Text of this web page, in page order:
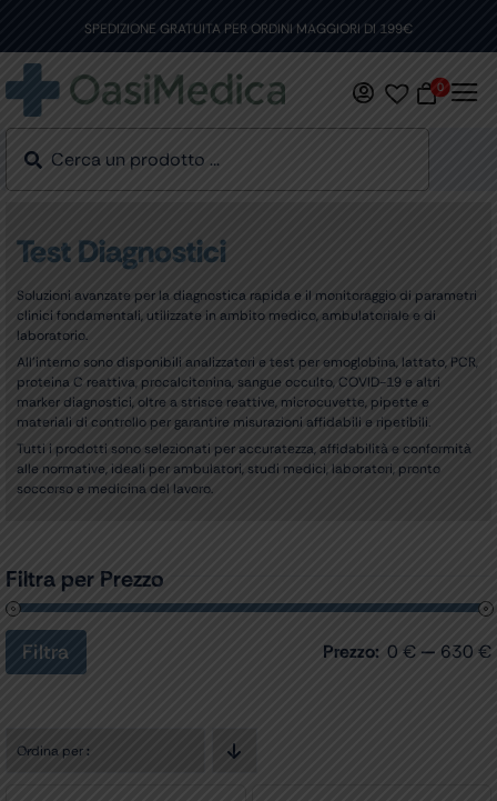
content
SPEDIZIONE GRATUITA PER ORDINI MAGGIORI DI 199€
0
Test Diagnostici
Soluzioni avanzate per la diagnostica rapida e il monitoraggio di parametri
clinici fondamentali, utilizzate in ambito medico, ambulatoriale e di
laboratorio.
All’interno sono disponibili analizzatori e test per emoglobina, lattato, PCR,
proteina C reattiva, procalcitonina, sangue occulto, COVID-19 e altri
marker diagnostici, oltre a strisce reattive, microcuvette, pipette e
materiali di controllo per garantire misurazioni affidabili e ripetibili.
Tutti i prodotti sono selezionati per accuratezza, affidabilità e conformità
alle normative, ideali per ambulatori, studi medici, laboratori, pronto
soccorso e medicina del lavoro.
Filtra per Prezzo
Prezzo
Min
Prezzo
Max
Filtra Prezzo: 0 € — 630 €
Ordina per: